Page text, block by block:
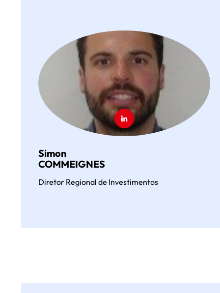
Simon
COMMEIGNES
Diretor Regional de Investimentos